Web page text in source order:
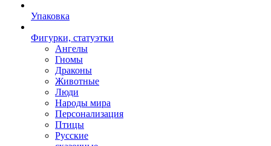
Упаковка
Фигурки, статуэтки
Ангелы
Гномы
Драконы
Животные
Люди
Народы мира
Персонализация
Птицы
Русские